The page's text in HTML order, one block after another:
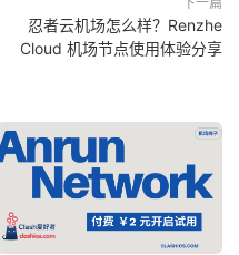
忍者云机场怎么样？Renzhe
Cloud 机场节点使用体验分享